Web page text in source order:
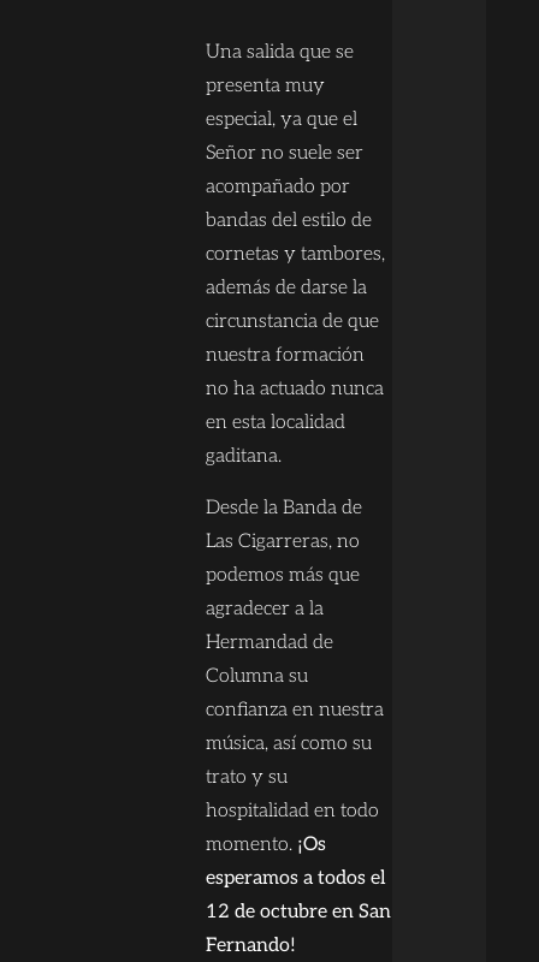
Una salida que se
presenta muy
especial, ya que el
Señor no suele ser
acompañado por
bandas del estilo de
cornetas y tambores,
además de darse la
circunstancia de que
nuestra formación
no ha actuado nunca
en esta localidad
gaditana.
Desde la Banda de
Las Cigarreras, no
podemos más que
agradecer a la
Hermandad de
Columna su
confianza en nuestra
música, así como su
trato y su
hospitalidad en todo
momento. ¡Os
esperamos a todos el
12 de octubre en San
Fernando!